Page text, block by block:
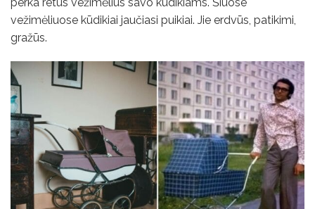
vežimėliuose kūdikiai jaučiasi puikiai. Jie erdvūs, patikimi,
gražūs.